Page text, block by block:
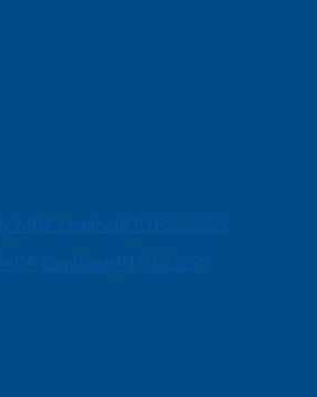
Laminate P1R2 23029